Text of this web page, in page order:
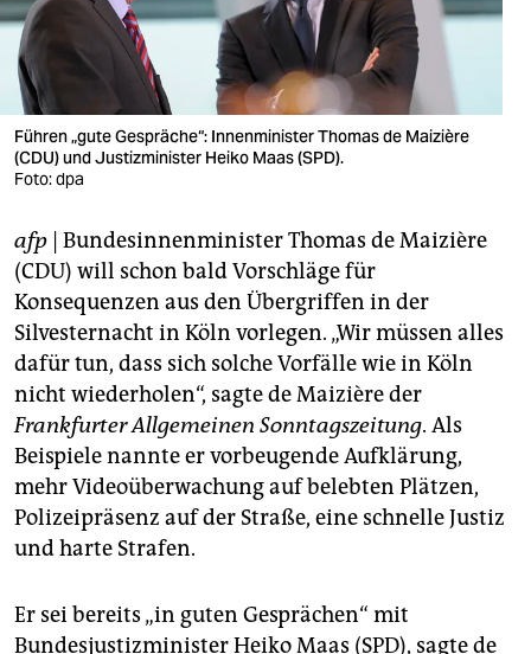
wahrheit
verlag
verlag
veranstaltungen
fragen & hilfe
unterstützen
abo
genossenschaft
epaper login
Führen „gute Gespräche“: Innenminister Thomas de Maizière
(CDU) und Justizminister Heiko Maas (SPD).
Foto: dpa
afp | Bundesinnenminister Thomas de Maizière
(CDU) will schon bald Vorschläge für
Konsequenzen aus den Übergriffen in der
Silvesternacht in Köln vorlegen. „Wir müssen alles
dafür tun, dass sich solche Vorfälle wie in Köln
nicht wiederholen“, sagte de Maizière der
Frankfurter Allgemeinen Sonntagszeitung. Als
Beispiele nannte er vorbeugende Aufklärung,
mehr Videoüberwachung auf belebten Plätzen,
Polizeipräsenz auf der Straße, eine schnelle Justiz
und harte Strafen.
Er sei bereits „in guten Gesprächen“ mit
Bundesjustizminister Heiko Maas (SPD), sagte de